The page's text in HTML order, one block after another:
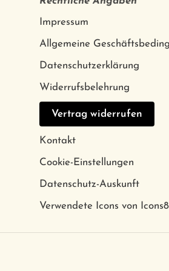
Impressum
Allgemeine
Datenschutzerklärung
Widerrufsbelehrung
Vertrag widerrufen
Kontakt
Cookie-Einstellungen
Datenschutz-Auskunft
Verwendete Icons von Icons8